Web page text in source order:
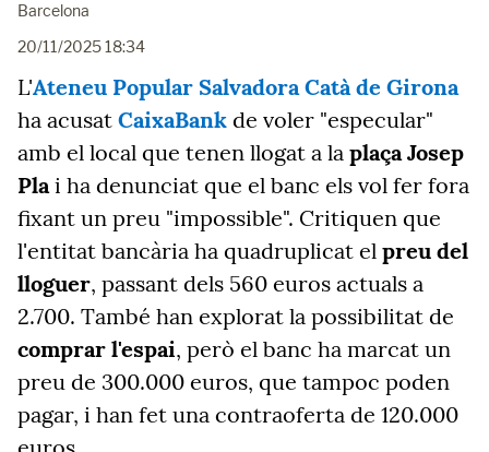
Barcelona
20/11/2025 18:34
L'Ateneu Popular Salvadora Catà de Girona
ha acusat CaixaBank de voler "especular"
amb el local que tenen llogat a la plaça Josep
Plai ha denunciat que el banc els vol fer fora
fixant un preu "impossible". Critiquen que
l'entitat bancària ha quadruplicat el preu del
lloguer, passant dels 560 euros actuals a
2.700. També han explorat la possibilitat de
comprar l'espai, però el banc ha marcat un
preu de 300.000 euros, que tampoc poden
pagar, i han fet una contraoferta de 120.000